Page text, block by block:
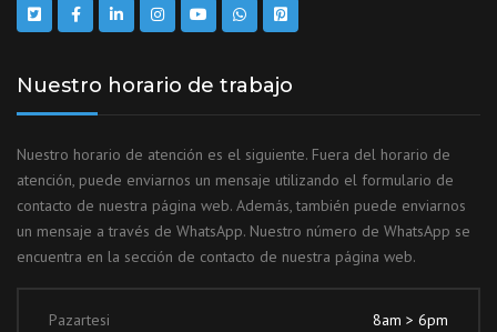
Nuestro horario de trabajo
Nuestro horario de atención es el siguiente. Fuera del horario de
atención, puede enviarnos un mensaje utilizando el formulario de
contacto de nuestra página web. Además, también puede enviarnos
un mensaje a través de WhatsApp. Nuestro número de WhatsApp se
encuentra en la sección de contacto de nuestra página web.
Pazartesi
8am > 6pm